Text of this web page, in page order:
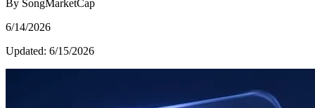
By SongMarketCap
6/14/2026
Updated: 6/15/2026